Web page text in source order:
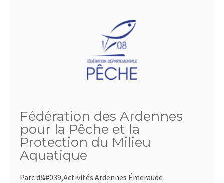
Fédération des Ardennes
pour la Pêche et la
Protection du Milieu
Aquatique
Parc d&#039,Activités Ardennes Émeraude